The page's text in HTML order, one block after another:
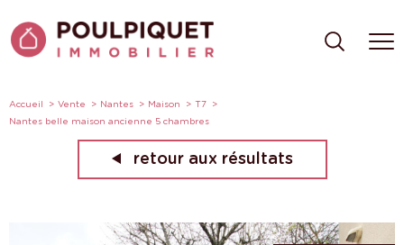
Accueil Vente Nantes Maison
T7
Nantes belle maison ancienne 5 chambres
retour aux résultats